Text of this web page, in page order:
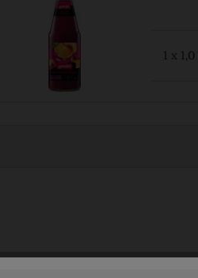
1 x 1,0